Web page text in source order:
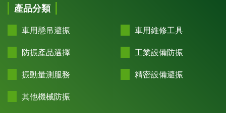
產品分類
車用懸吊避振
車用維修工具
防振產品選擇
工業設備防振
振動量測服務
精密設備避振
其他機械防振